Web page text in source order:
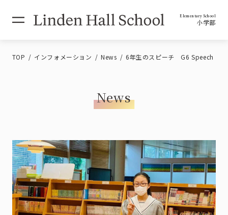
Elementary School
小学部
TOP インフォメーション News 6年生のスピーチ G6 Speech
News